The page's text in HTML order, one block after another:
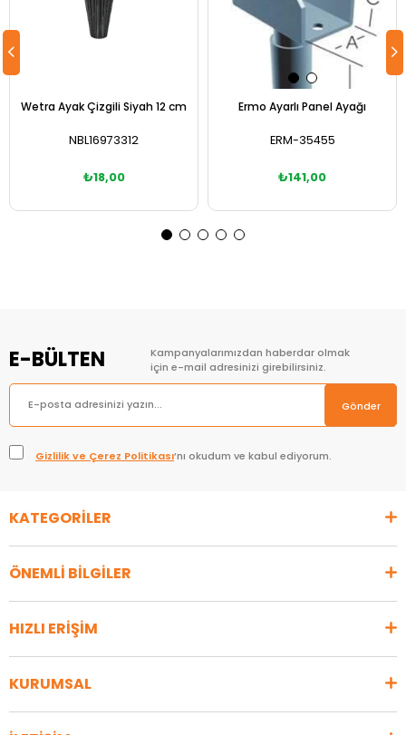
Wetra Ayak Çizgili Siyah 12 cm
NBL16973312
₺18,00
Ermo Ayarlı Panel Ayağı
ERM-35455
₺141,00
E-BÜLTEN
Kampanyalarımızdan haberdar olmak
için e-mail adresinizi girebilirsiniz.
Gönder
Gizlilik ve Çerez Politikası’nı okudum ve kabul ediyorum.
KATEGORİLER
ÖNEMLİ BİLGİLER
HIZLI ERİŞİM
KURUMSAL